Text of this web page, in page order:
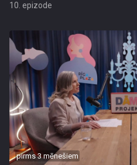
10. epizode
pirms 3 mēnešiem